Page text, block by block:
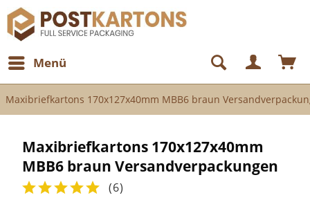
Menü
Maxibriefkartons 170x127x40mm MBB6 braun
Maxibriefkartons 170x127x40mm
MBB6 braun Versandverpackungen
(6)